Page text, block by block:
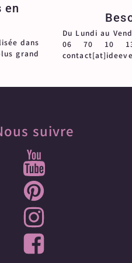
en
dans
grand
Du Lundi au
06 70 10
suivre